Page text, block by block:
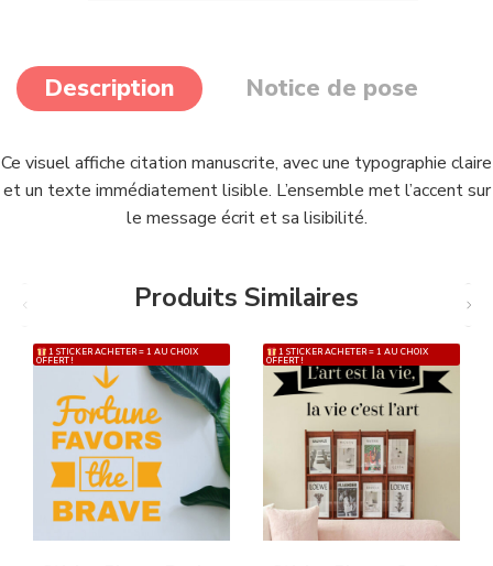
Description Notice de pose
Ce visuel affiche citation manuscrite, avec une typographie claire
et un texte immédiatement lisible. L’ensemble met l’accent sur
le message écrit et sa lisibilité.
Produits Similaires
1 STICKER ACHETER = 1 AU CHOIX
OFFERT !
1 STICKER ACHETER = 1 AU CHOIX
OFFERT !